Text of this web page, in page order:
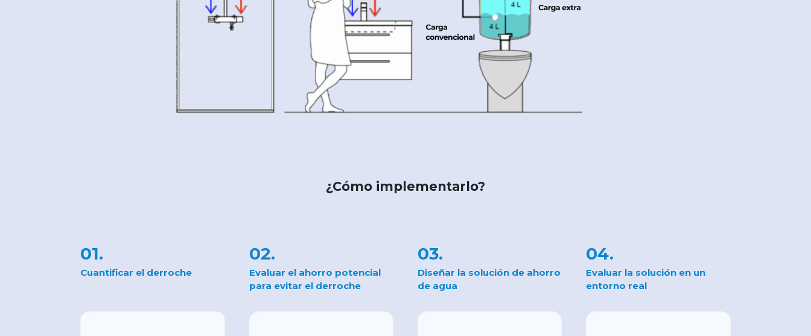
¿Cómo implementarlo?
01.
Cuantificar el derroche
02.
Evaluar el ahorro potencial
para evitar el derroche
03.
Diseñar la solución de ahorro
de agua
04.
Evaluar la solución en un
entorno real